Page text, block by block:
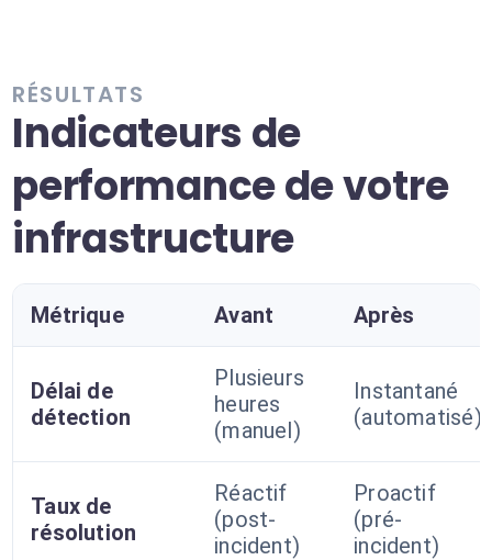
RÉSULTATS
Indicateurs de
performance de votre
infrastructure
Métrique Avant Après
Délai de
détection
Plusieurs
heures
(manuel)
Instantané
(automatisé)
Taux de
résolution
Réactif
(post-
incident)
Proactif
(pré-
incident)